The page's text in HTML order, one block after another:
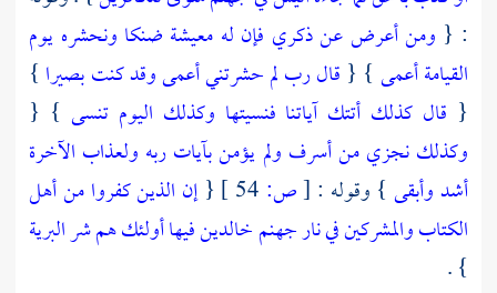
: { ومن أعرض عن ذكري فإن له معيشة ضنكا ونحشره يوم
القيامة أعمى } { قال رب لم حشرتني أعمى وقد كنت بصيرا }
{ قال كذلك أتتك آياتنا فنسيتها وكذلك اليوم تنسى } {
وكذلك نجزي من أسرف ولم يؤمن بآيات ربه ولعذاب الآخرة
أشد وأبقى } وقوله : [ص: {إن الذين كفروا من أهل
الكتاب والمشركين في نار جهنم خالدين فيها أولئك هم شر البرية
} .